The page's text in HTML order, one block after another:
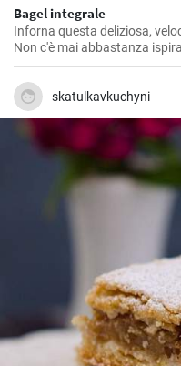
Bagel integrale
Inforna questa deliziosa,
Non c'è mai abbastanza
gustosa.
skatulkavkuchyni